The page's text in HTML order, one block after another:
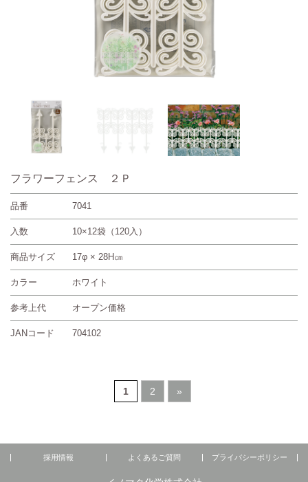
フラワーフェンス ２Ｐ
品番 7041
入数 10×12袋（120入）
商品サイズ 17φ × 28H㎝
カラー ホワイト
参考上代 オープン価格
JANコード 704102
1 2 »
採用情報 よくあるご質問 プライバシーポリシー